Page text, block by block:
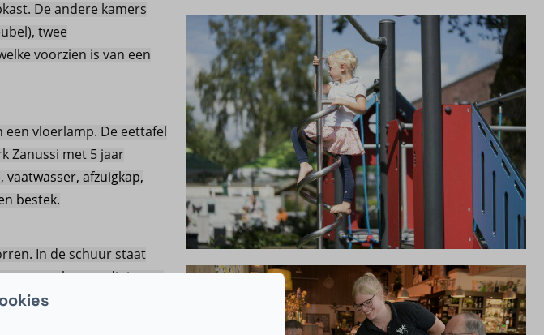
De andere kamers
twee
voorzien is van een
een vloerlamp. De eettafel
Zanussi met 5 jaar
vaatwasser, afzuigkap,
bestek.
In de schuur staat
een lounge diningset